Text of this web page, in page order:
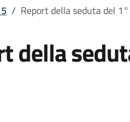
/ Report della seduta del
della